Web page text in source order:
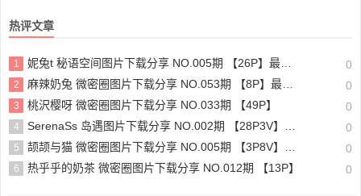
热评文章
1 妮兔t 秘语空间图片下载分享 NO.005期 【26P】最新至：2025.6.11 0
2 麻辣奶兔 微密圈图片下载分享 NO.053期 【8P】最新至：2023.11.18 0
3 桃沢樱呀 微密圈图片下载分享 NO.033期 【49P】 0
4 SerenaSs 岛遇图片下载分享 NO.002期 【28P3V】最新至：2025.6.19 0
5 颉颉与猫 微密圈图片下载分享 NO.005期 【3P8V】最新至：2023.11.20 0
6 热乎乎的奶茶 微密圈图片下载分享 NO.012期 【13P】 0